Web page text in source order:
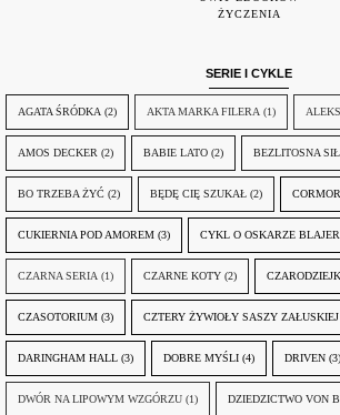
ŻYCZENIA
SERIE I CYKLE
AGATA ŚRÓDKA (2) AKTA MARKA FILERA (1)
AMOS DECKER (2) BABIE LATO (2) BEZLITOSNA
BO TRZEBA ŻYĆ (2) BĘDĘ CIĘ SZUKAŁ (2)
CUKIERNIA POD AMOREM (3) CYKL O OSKARZE
CZARNA SERIA (1) CZARNE KOTY (2)
CZASOTORIUM (3) CZTERY ŻYWIOŁY SASZY ZAŁUSKIEJ
DARINGHAM HALL (3) DOBRE MYŚLI (4) DRIVEN (3)
DWÓR NA LIPOWYM WZGÓRZU (1) DZIEDZICTWO VON